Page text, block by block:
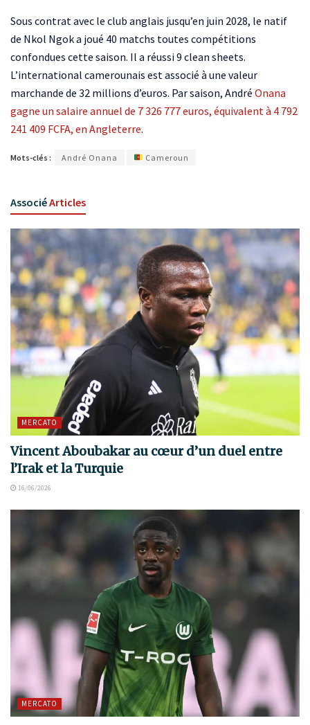
Sous contrat avec le club anglais jusqu’en juin 2028, le natif
de Nkol Ngok a joué 40 matchs toutes compétitions
confondues cette saison. Il a réussi 9 clean sheets.
L’international camerounais est associé à une valeur
marchande de 32 millions d’euros. Par saison, André Onana
gagne un salaire annuel de 7 326 777 euros, équivalent à 4 792
241 409 FCFA, en Angleterre.
Mots-clés : André Onana Cameroun
AssociéArticles
MERCATO
Vincent Aboubakar au cœur d’un duel entre
l’Irak et la Turquie
16/06/2026
MERCATO